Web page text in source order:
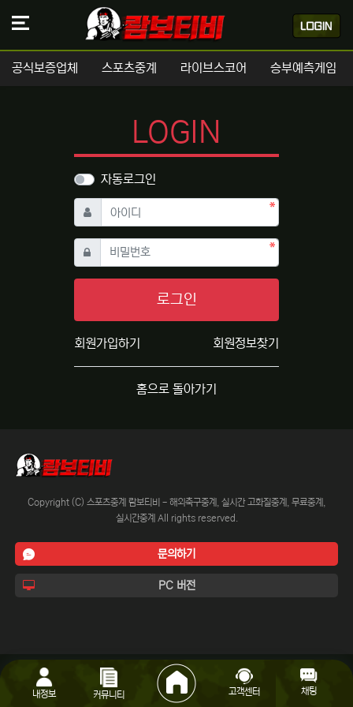
공식보증업체 스포츠중계 라이브스코어 승부예측게임
LOGIN
자동로그인
아이디 필수
비밀번호필수
로그인
회원가입하기 회원정보찾기
홈으로 돌아가기
Copyright (C) 스포츠중계 람보티비 - 해외축구중계, 실시간 고화질중계, 무료중계,
실시간중계 All rights reserved.
문의하기
PC 버전
내정보 커뮤니티 고객센터 채팅